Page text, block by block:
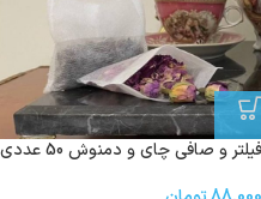
فیلتر و صافی چای و دمنوش 50 عددی